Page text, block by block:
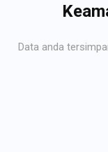
Data anda